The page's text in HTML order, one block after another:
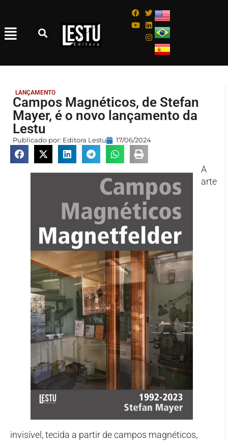
LANÇAMENTO
Campos Magnéticos, de Stefan
Mayer, é o novo lançamento da
Lestu
Publicado por: Editora Lestu 17/06/2024
A
arte
invisível, tecida a partir de campos magnéticos,